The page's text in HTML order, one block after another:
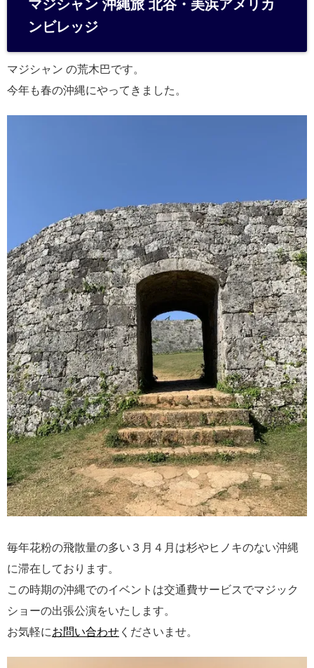
n
マジシャン 沖縄旅 北谷・美浜アメリカ
ンビレッジ
マジシャン の荒木巴です。
今年も春の沖縄にやってきました。
毎年花粉の飛散量の多い３月４月は杉やヒノキのない沖縄
に滞在しております。
この時期の沖縄でのイベントは交通費サービスでマジック
ショーの出張公演をいたします。
お気軽にお問い合わせ くださいませ。